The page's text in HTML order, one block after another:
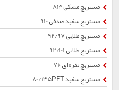
مستربچ مشکی 813
مستربچ سفید صدفی 910
مستربچ طلایی 92/97
مستربچ طلایی 92/101
مستربچ نقره ای 710
مستربچ سفید 80/135PET